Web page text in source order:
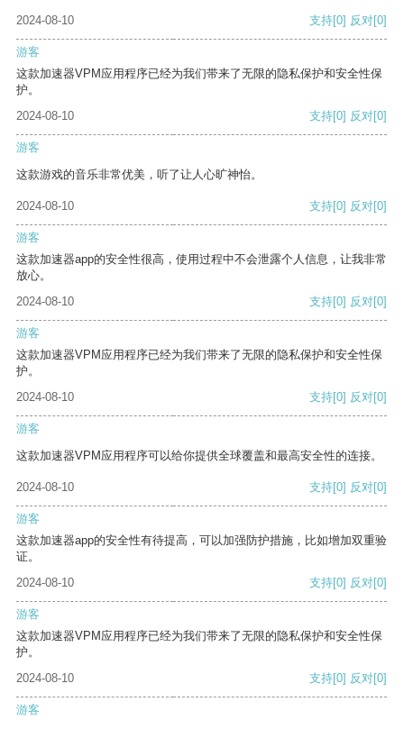
2024-08-10
支持[0] 反对[0]
游客
这款加速器VPM应用程序已经为我们带来了无限的隐私保护和安全性保
护。
2024-08-10
支持[0] 反对[0]
游客
这款游戏的音乐非常优美，听了让人心旷神怡。
2024-08-10 支持[0] 反对[0]
游客
这款加速器app的安全性很高，使用过程中不会泄露个人信息，让我非常
放心。
2024-08-10
支持[0] 反对[0]
游客
这款加速器VPM应用程序已经为我们带来了无限的隐私保护和安全性保
护。
2024-08-10
支持[0] 反对[0]
游客
这款加速器VPM应用程序可以给你提供全球覆盖和最高安全性的连接。
2024-08-10 支持[0] 反对[0]
游客
这款加速器app的安全性有待提高，可以加强防护措施，比如增加双重验
证。
2024-08-10
支持[0] 反对[0]
游客
这款加速器VPM应用程序已经为我们带来了无限的隐私保护和安全性保
护。
2024-08-10
支持[0] 反对[0]
游客